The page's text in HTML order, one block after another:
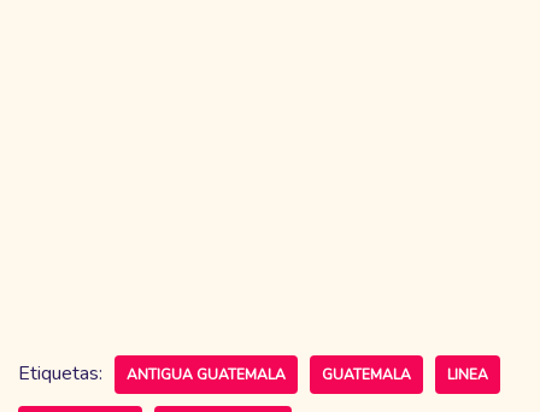
Etiquetas: ANTIGUA GUATEMALA GUATEMALA LINEA